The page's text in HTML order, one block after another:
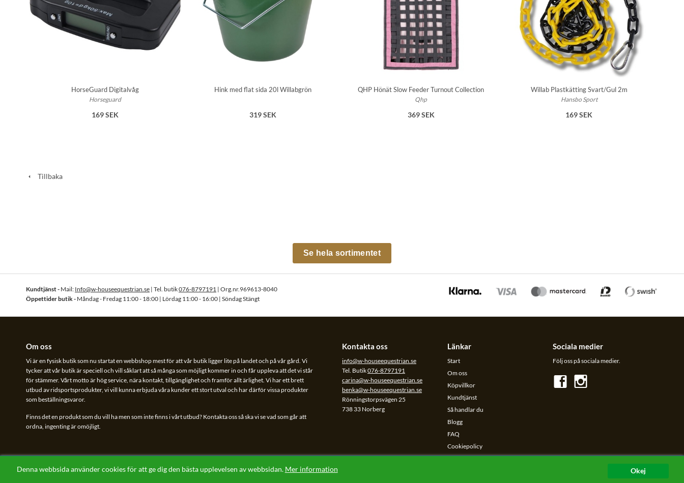
Okej
Denna webbsida använder cookies för att ge dig den bästa upplevelsen av webbsidan. Mer information
HorseGuard Digitalvåg
Horseguard
169 SEK
Hink med flat sida 20l Willabgrön
319 SEK
QHP Hönät Slow Feeder Turnout Collection
Qhp
369 SEK
Willab Plastkätting Svart/Gul 2m
Hansbo Sport
169 SEK
Tillbaka
Se hela sortimentet
Kundtjänst - Mail: Info@w-houseequestrian.se | Tel. butik076-8797191 | Org.nr.969613-8040
Öppettider butik - Måndag - Fredag 11:00 - 18:00 | Lördag 11:00 - 16:00 | Söndag Stängt
Om oss
Vi är en fysisk butik som nu startat en webbshop mest för att vår butik ligger lite på landet och på vår gård. Vi
tycker att vår butik är speciell och vill såklart att så många som möjligt kommer in och får uppleva att det vi står
för stämmer. Vårt motto är hög service, nära kontakt, tillgänglighet och framför allt ärlighet. Vi har ett brett
utbud av ridsportsprodukter, vi vill kunna erbjuda våra kunder ett stort utval och har därför vissa produkter
som beställningsvaror.
Finns det en produkt som du vill ha men som inte finns i vårt utbud? Kontakta oss så ska vi se vad som går att
ordna, ingenting är omöjligt.
Kontakta oss
info@w-houseequestrian.se
Tel. Butik076-8797191
carina@w-houseequestrian.se
benka@w-houseequestrian.se
Rönningstorpsvägen 25
738 33 Norberg
Länkar
Start
Om oss
Köpvillkor
Kundtjänst
Så handlar du
Blogg
FAQ
Cookiepolicy
Dataskyddspolicy
Sociala medier
Följ oss på sociala medier.